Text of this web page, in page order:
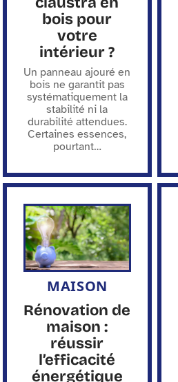
bois pour
votre
intérieur ?
Un panneau ajouré en
bois ne garantit pas
systématiquement la
stabilité ni la
durabilité attendues.
Certaines essences,
pourtant…
MAISON
Rénovation de
maison :
réussir
l’efficacité
énergétique